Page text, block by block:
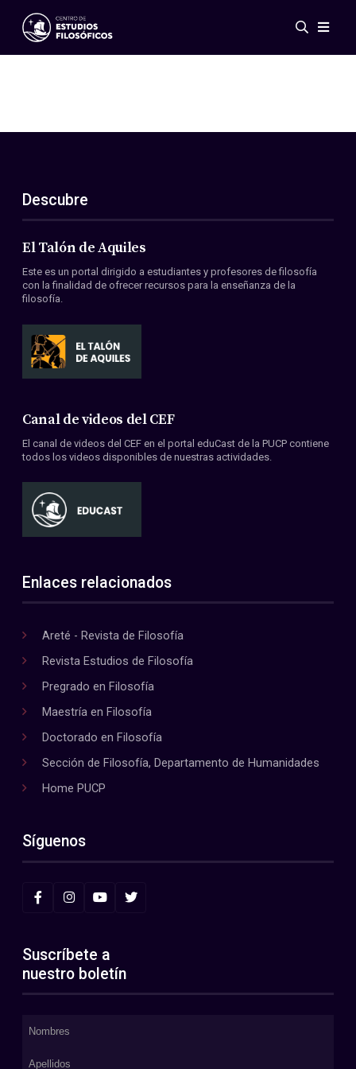
Eventos
ES
EN
Acerca de nosotros
Miembros
Convenios
Descubre
El Talón de Aquiles
Este es un portal dirigido a estudiantes y profesores de filosofía
con la finalidad de ofrecer recursos para la enseñanza de la
filosofía.
Canal de videos del CEF
El canal de videos del CEF en el portal eduCast de la PUCP contiene
todos los videos disponibles de nuestras actividades.
Enlaces relacionados
Areté - Revista de Filosofía
Revista Estudios de Filosofía
Pregrado en Filosofía
Maestría en Filosofía
Doctorado en Filosofía
Sección de Filosofía, Departamento de Humanidades
Home PUCP
Síguenos
Suscríbete a
nuestro boletín